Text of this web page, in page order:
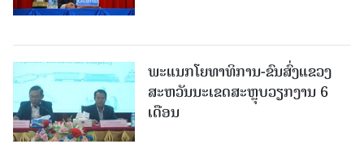
ພະແນກໂຍທາທິການ-ຂົນສົ່ງແຂວງ
ສະຫວັນນະເຂດສະຫຼຸບວຽກງານ 6
ເດືອນ